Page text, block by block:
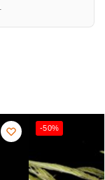
-50%